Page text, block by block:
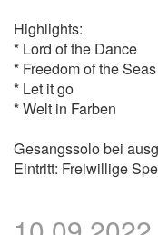
Highlights:
* Lord of the Dance
* Freedom of the Seas
* Let it go
* Welt in Farben
Gesangssolo bei
Eintritt: Freiwillige